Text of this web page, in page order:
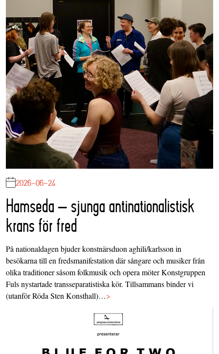
2026-06-24
Hamseda – sjunga antinationalistisk
krans för fred
På nationaldagen bjuder konstnärsduon aghili/karlsson in
besökarna till en fredsmanifestation där sångare och musiker från
olika traditioner såsom folkmusik och opera möter Konstgruppen
Fuls nystartade transseparatistiska kör. Tillsammans binder vi
(utanför Röda Sten Konsthall)…>